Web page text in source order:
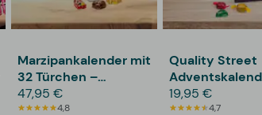
Marzipankalender mit
32 Türchen –
Niederegger
47,95 €
4,8
Quality Street
19,95 €
4,7